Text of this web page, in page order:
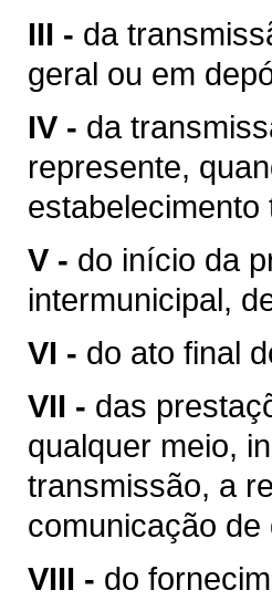
III - da
geral ou em
IV - da
represente,
estabelecimento
V - do início da
intermunicipal,
VI - do ato final
VII - das
qualquer meio,
transmissão, a
comunicação
VIII - do